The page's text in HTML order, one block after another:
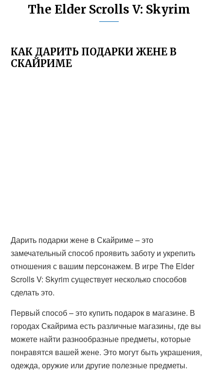
The Elder Scrolls V: Skyrim
КАК ДАРИТЬ ПОДАРКИ ЖЕНЕ В
СКАЙРИМЕ
Дарить подарки жене в Скайриме – это
замечательный способ проявить заботу и укрепить
отношения с вашим персонажем. В игре The Elder
Scrolls V: Skyrim существует несколько способов
сделать это.
Первый способ – это купить подарок в магазине. В
городах Скайрима есть различные магазины, где вы
можете найти разнообразные предметы, которые
понравятся вашей жене. Это могут быть украшения,
одежда, оружие или другие полезные предметы.